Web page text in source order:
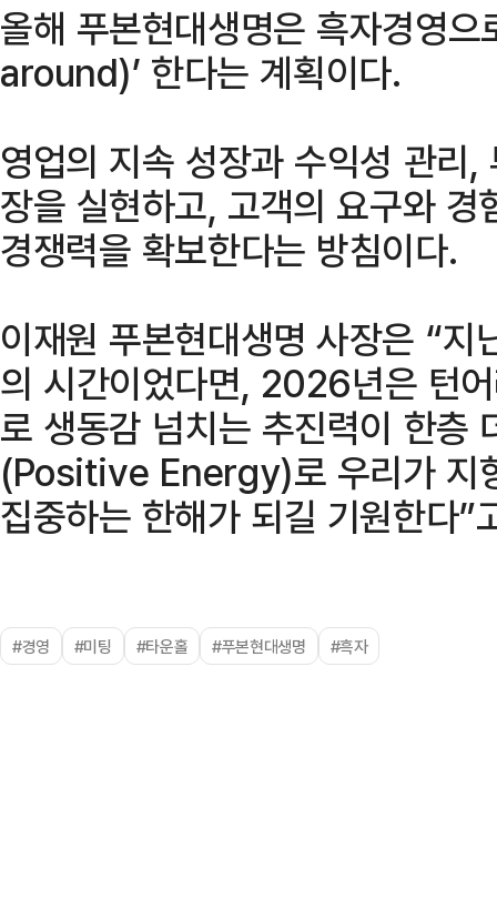
올해 푸본현대생명은 흑자경영
around)’ 한다는 계획이다.
영업의 지속 성장과 수익성 관리
장을 실현하고, 고객의 요구와
경쟁력을 확보한다는 방침이다.
이재원 푸본현대생명 사장은 “
의 시간이었다면, 2026년은 턴
로 생동감 넘치는 추진력이 한층
(Positive Energy)로 우리가 지
집중하는 한해가 되길 기원한다”
#경영 #미팅 #타운홀 #푸본현대생명 #흑자